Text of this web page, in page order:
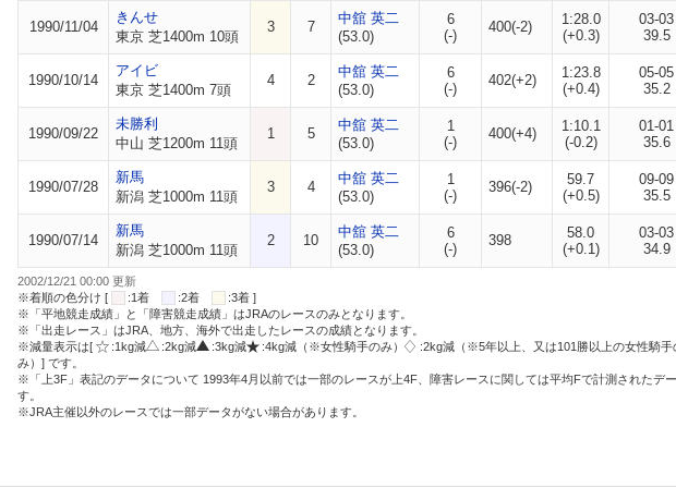
1990/11/04
きんせ
東京 芝1400m 10頭
3 7
中舘 英二
(53.0)
6
(-)
400(-2)
1:28.0
(+0.3)
03-03
39.5
1990/10/14
アイビ
東京 芝1400m 7頭
4 2
中舘 英二
(53.0)
6
(-)
402(+2)
1:23.8
(+0.4)
05-05
35.2
1990/09/22
未勝利
中山 芝1200m 11頭
1 5
中舘 英二
(53.0)
1
(-)
400(+4)
1:10.1
(-0.2)
01-01
35.6
1990/07/28
新馬
新潟 芝1000m 11頭
3 4
中舘 英二
(53.0)
1
(-)
396(-2)
59.7
(+0.5)
09-09
35.5
1990/07/14
新馬
新潟 芝1000m 11頭
2 10
中舘 英二
(53.0)
6
(-)
398
58.0
(+0.1)
03-03
34.9
2002/12/21 00:00 更新
※着順の色分け [
:1着 :2着
:3着 ]
※「平地競走成績」と「障害競走成績」はJRAのレースのみとなります。
※「出走レース」はJRA、地方、海外で出走したレースの成績となります。
※減量表示は[
:1kg減 :2kg減 :3kg減 :4kg減（※女性騎手のみ）
:2kg減（※5年以上、又は101勝以上の女性騎手
み）] です。
※「上3F」表記のデータについて 1993年4月以前では一部のレースが上4F、障害レースに関しては平均Fで計測されたデ
す。
※JRA主催以外のレースでは一部データがない場合があります。